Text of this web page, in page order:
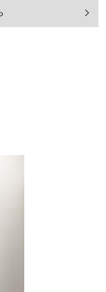
コモリ 21AW デニム
ャツ 長袖カットソー
ました。
でコモリ フットボ
ました。